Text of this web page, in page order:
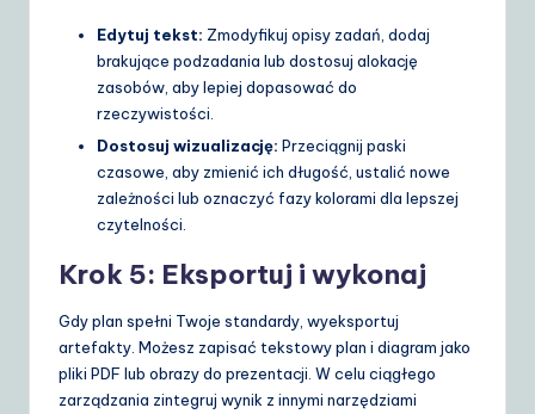
Edytuj tekst: Zmodyfikuj opisy zadań, dodaj
brakujące podzadania lub dostosuj alokację
zasobów, aby lepiej dopasować do
rzeczywistości.
Dostosuj wizualizację: Przeciągnij paski
czasowe, aby zmienić ich długość, ustalić nowe
zależności lub oznaczyć fazy kolorami dla lepszej
czytelności.
Krok 5: Eksportuj i wykonaj
Gdy plan spełni Twoje standardy, wyeksportuj
artefakty. Możesz zapisać tekstowy plan i diagram jako
pliki PDF lub obrazy do prezentacji. W celu ciągłego
zarządzania zintegruj wynik z innymi narzędziami